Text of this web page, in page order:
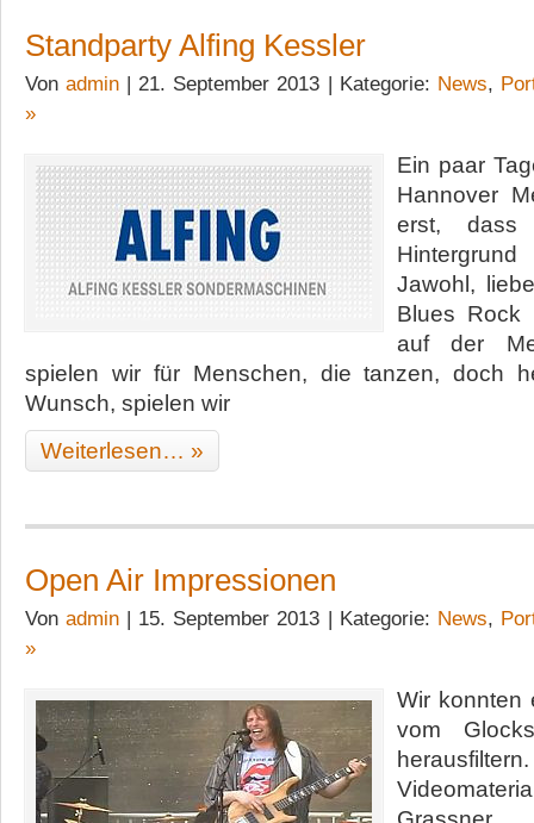
Standparty Alfing Kessler
Vonadmin | 21. September 2013 | Kategorie: News,
»
Ein paar
Hannover
erst,
Jawohl,
Blues Rock
auf der
spielen wir für Menschen, die tanzen, doch
Wunsch, spielen wir
Weiterlesen… »
Open Air Impressionen
Vonadmin | 15. September 2013 | Kategorie: News,
»
Wir konnten
vom